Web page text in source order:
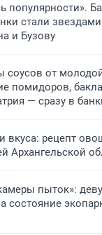
популярности».
стали
и Бузову
от
помидоров,
— сразу в
вкуса: рецепт
Архангельской
пыток»:
состояние